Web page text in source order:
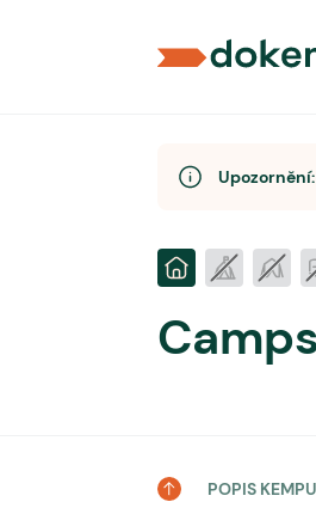
Upozornění:
POPIS KEMPU